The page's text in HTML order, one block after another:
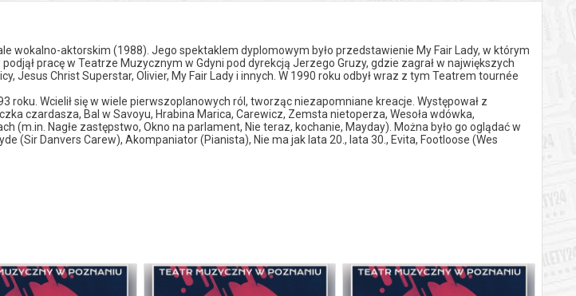
wokalno-aktorskim (1988). Jego spektaklem dyplomowym było przedstawienie My Fair Lady, w którym
pracę w Teatrze Muzycznym w Gdyni pod dyrekcją Jerzego Gruzy, gdzie zagrał w największych
Jesus Christ Superstar, Olivier, My Fair Lady i innych. W 1990 roku odbył wraz z tym Teatrem tournée
Wcielił się w wiele pierwszoplanowych ról, tworząc niezapomniane kreacje. Występował z
czardasza, Bal w Savoyu, Hrabina Marica, Carewicz, Zemsta nietoperza, Wesoła wdówka,
(m.in. Nagłe zastępstwo, Okno na parlament, Nie teraz, kochanie, Mayday). Można było go oglądać w
(Sir Danvers Carew), Akompaniator (Pianista), Nie ma jak lata 20., lata 30., Evita, Footloose (Wes